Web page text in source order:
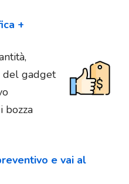
+
del gadget
bozza
e vai al